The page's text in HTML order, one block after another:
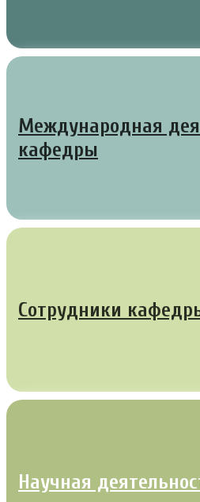
Международная
кафедры
Сотрудники
Научная